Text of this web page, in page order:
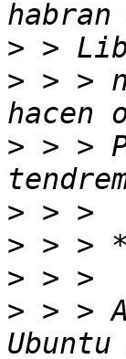
>
> > >
> > >
>
>
>
> > >